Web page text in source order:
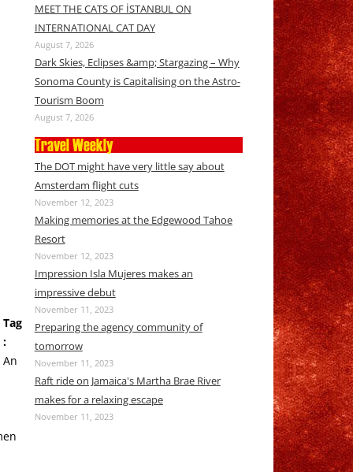
Tag
:
An
MEET THE CATS OF İSTANBUL ON
INTERNATIONAL CAT DAY
August 7, 2026
Dark Skies, Eclipses &amp; Stargazing – Why
Sonoma County is Capitalising on the Astro-
Tourism Boom
August 7, 2026
Travel Weekly
The DOT might have very little say about
Amsterdam flight cuts
November 12, 2023
Making memories at the Edgewood Tahoe
Resort
November 12, 2023
Impression Isla Mujeres makes an
impressive debut
November 11, 2023
Preparing the agency community of
tomorrow
November 11, 2023
Raft ride on Jamaica's Martha Brae River
makes for a relaxing escape
November 11, 2023